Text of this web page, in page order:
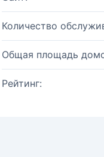
Количество
Общая площадь
Рейтинг: